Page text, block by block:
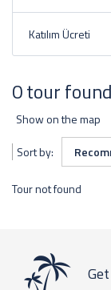
Katılım Ücreti
0 tour found
Show on the map
Sort by:
Tour not found